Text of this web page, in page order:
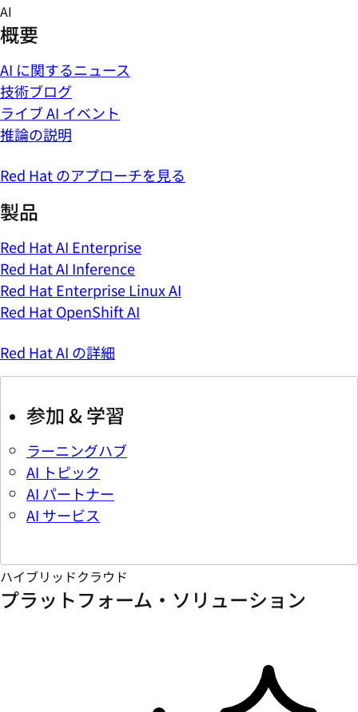
Skip
to
content
AI
概要
AI に関するニュース
技術ブログ
ライブ AI イベント
推論の説明
Red Hat のアプローチを見る
製品
Red Hat AI Enterprise
Red Hat AI Inference
Red Hat Enterprise Linux AI
Red Hat OpenShift AI
Red Hat AI の詳細
参加 & 学習
ラーニングハブ
AI トピック
AI パートナー
AI サービス
ハイブリッドクラウド
プラットフォーム・ソリューション